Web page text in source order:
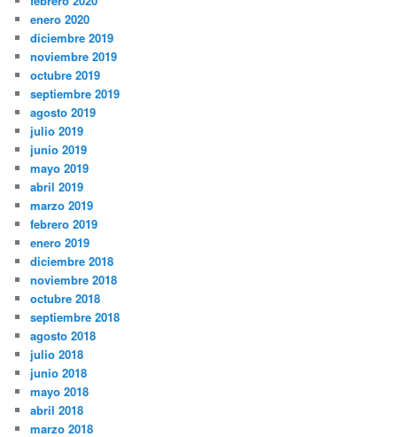
enero 2020
diciembre 2019
noviembre 2019
octubre 2019
septiembre 2019
agosto 2019
julio 2019
junio 2019
mayo 2019
abril 2019
marzo 2019
febrero 2019
enero 2019
diciembre 2018
noviembre 2018
octubre 2018
septiembre 2018
agosto 2018
julio 2018
junio 2018
mayo 2018
abril 2018
marzo 2018